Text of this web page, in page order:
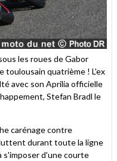
les roues de Gabor
toulousain quatrième ! L'ex
avec son Aprilia officielle
Stefan Bradl le
carénage contre
durant toute la ligne
s'imposer d'une courte